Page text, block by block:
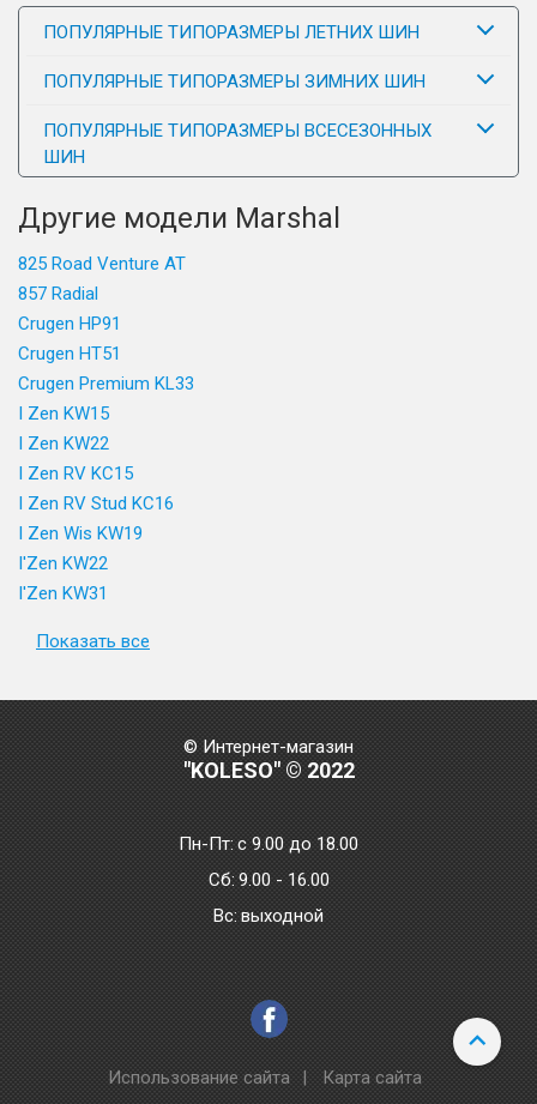
ПОПУЛЯРНЫЕ ТИПОРАЗМЕРЫ ЛЕТНИХ ШИН
ПОПУЛЯРНЫЕ ТИПОРАЗМЕРЫ ЗИМНИХ ШИН
ПОПУЛЯРНЫЕ ТИПОРАЗМЕРЫ ВСЕСЕЗОННЫХ
ШИН
Другие модели Marshal
825 Road Venture AT
857 Radial
Crugen HP91
Crugen HT51
Crugen Premium KL33
I Zen KW15
I Zen KW22
I Zen RV KC15
I Zen RV Stud KC16
I Zen Wis KW19
I'Zen KW22
I'Zen KW31
Показать все
© Интернет-магазин
"KOLESO" © 2022
Пн-Пт:с 9.00 до 18.00
Сб: 9.00 - 16.00
Bc: выходной
Использование сайта | Карта сайта